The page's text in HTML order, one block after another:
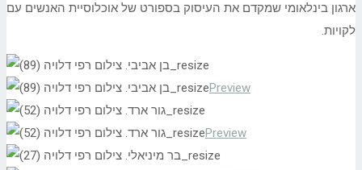
ארגון בינלאומי שמקדם את העיסוק בספורט של אוכלוסיית האנשים עם
לקויות.
Preview
Preview